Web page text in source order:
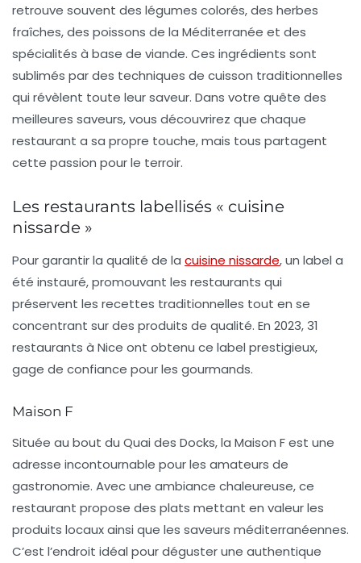
retrouve souvent des légumes colorés, des herbes
fraîches, des poissons de la Méditerranée et des
spécialités à base de viande. Ces ingrédients sont
sublimés par des techniques de cuisson traditionnelles
qui révèlent toute leur saveur. Dans votre quête des
meilleures saveurs, vous découvrirez que chaque
restaurant a sa propre touche, mais tous partagent
cette passion pour le terroir.
Les restaurants labellisés « cuisine
nissarde »
Pour garantir la qualité de la cuisine nissarde, un label a
été instauré, promouvant les restaurants qui
préservent les recettes traditionnelles tout en se
concentrant sur des produits de qualité. En 2023,31
restaurants à Nice ont obtenu ce label prestigieux,
gage de confiance pour les gourmands.
Maison F
Située au bout du Quai des Docks, la Maison Fest une
adresse incontournable pour les amateurs de
gastronomie. Avec une ambiance chaleureuse, ce
restaurant propose des plats mettant en valeur les
produits locaux ainsi que les saveurs méditerranéennes.
C’est l’endroit idéal pour déguster une authentique